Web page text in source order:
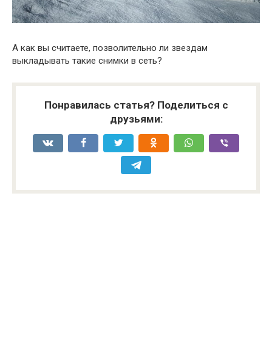
А как вы считаете, позволительно ли звездам
выкладывать такие снимки в сеть?
Понравилась статья? Поделиться с
друзьями: